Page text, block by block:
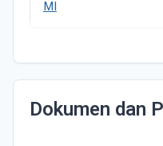
MI
Dokumen dan